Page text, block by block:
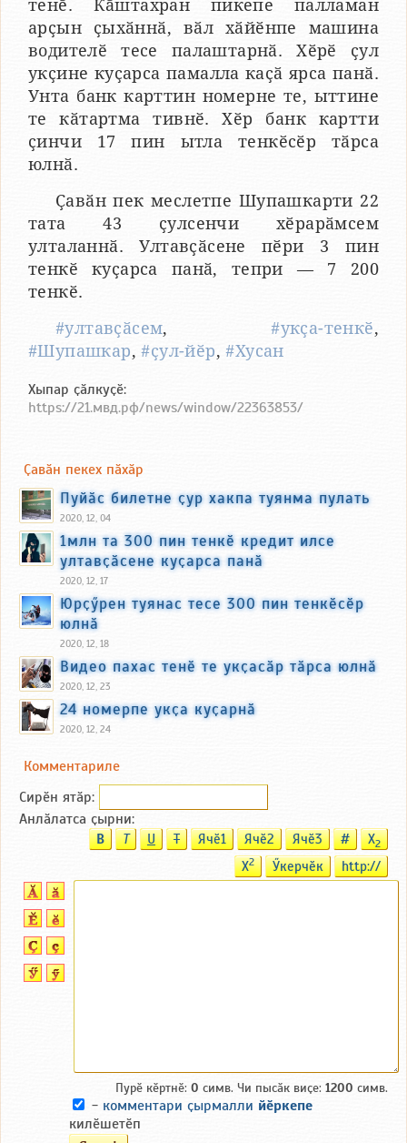
тенӗ. Кӑштахран пикепе палламан
арҫын ҫыхӑннӑ, вӑл хӑйӗнпе машина
водителӗ тесе палаштарнӑ. Хӗрӗ ҫул
укҫине куҫарса памалла каҫӑ ярса панӑ.
Унта банк карттин номерне те, ыттине
те кӑтартма тивнӗ. Хӗр банк картти
ҫинчи 17 пин ытла тенкӗсӗр тӑрса
юлнӑ.
Ҫавӑн пек меслетпе Шупашкарти 22
тата 43 ҫулсенчи хӗрарӑмсем
улталаннӑ. Ултавҫӑсене пӗри 3 пин
тенкӗ куҫарса панӑ, тепри — 7 200
тенкӗ.
#ултавҫӑсем,#укҫа-тенкӗ,
#Шупашкар,#ҫул-йӗр,#Хусан
Хыпар ҫӑлкуҫӗ:
https://21.мвд.рф/news/window/22363853/
Ҫавӑн пекех пӑхӑр
Пуйӑс билетне ҫур хакпа туянма пулать
2020, 12, 04
1млн та 300 пин тенкӗ кредит илсе
ултавҫӑсене куҫарса панӑ
2020, 12, 17
Юрҫӳрен туянас тесе 300 пин тенкӗсӗр
юлнӑ
2020, 12, 18
Видео пахас тенӗ те укҫасӑр тӑрса юлнӑ
2020, 12, 23
24 номерпе укҫа куҫарнӑ
2020, 12, 24
Комментариле
Сирӗн ятӑp:
Анлӑлатса ҫырни:
B T U T Ячӗ1 Ячӗ2 Ячӗ3 # X2
X2 Ӳкерчӗк http://
Пурӗ кӗртнӗ: 0 симв. Чи пысӑк виҫе: 1200 симв.
- комментари ҫырмалли йӗркепе
килӗшетӗп